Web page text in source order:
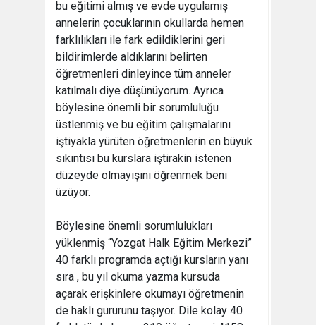
bu eğitimi almış ve evde uygulamış
annelerin çocuklarının okullarda hemen
farklılıkları ile fark edildiklerini geri
bildirimlerde aldıklarını belirten
öğretmenleri dinleyince tüm anneler
katılmalı diye düşünüyorum. Ayrıca
böylesine önemli bir sorumluluğu
üstlenmiş ve bu eğitim çalışmalarını
iştiyakla yürüten öğretmenlerin en büyük
sıkıntısı bu kurslara iştirakin istenen
düzeyde olmayışını öğrenmek beni
üzüyor.
Böylesine önemli sorumlulukları
yüklenmiş “Yozgat Halk Eğitim Merkezi”
40 farklı programda açtığı kursların yanı
sıra , bu yıl okuma yazma kursuda
açarak erişkinlere okumayı öğretmenin
de haklı gururunu taşıyor. Dile kolay 40